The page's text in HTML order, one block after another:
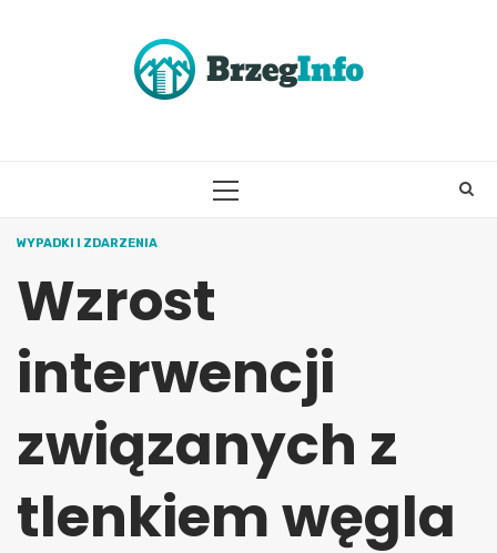
PRIMARY
WYPADKI I ZDARZENIA
Wzrost
interwencji
związanych z
tlenkiem węgla